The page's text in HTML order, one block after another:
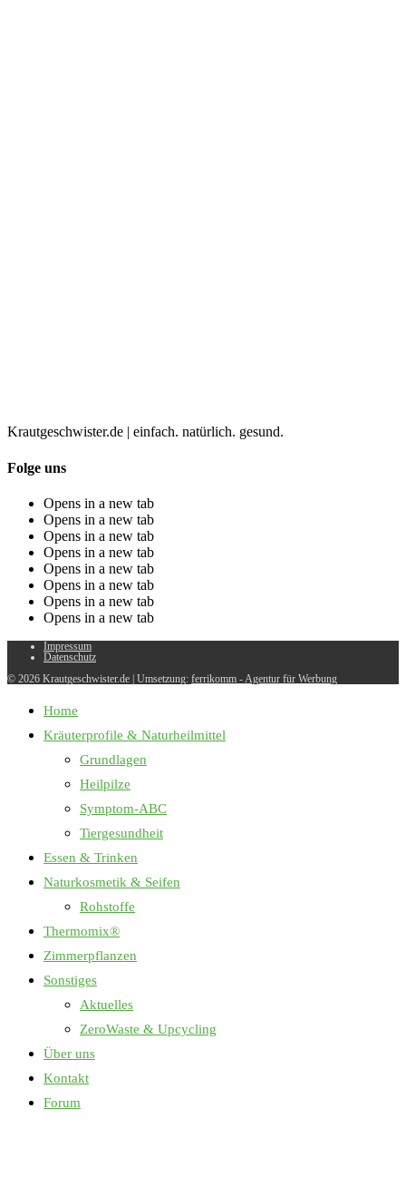
Krautgeschwister.de | einfach. natürlich. gesund.
Folge uns
Opens in a new tab
Opens in a new tab
Opens in a new tab
Opens in a new tab
Opens in a new tab
Opens in a new tab
Opens in a new tab
Opens in a new tab
Impressum
Datenschutz
© 2026 Krautgeschwister.de | Umsetzung: ferrikomm - Agentur für Werbung
Home
Kräuterprofile & Naturheilmittel
Grundlagen
Heilpilze
Symptom-ABC
Tiergesundheit
Essen & Trinken
Naturkosmetik & Seifen
Rohstoffe
Thermomix®
Zimmerpflanzen
Sonstiges
Aktuelles
ZeroWaste & Upcycling
Über uns
Kontakt
Forum